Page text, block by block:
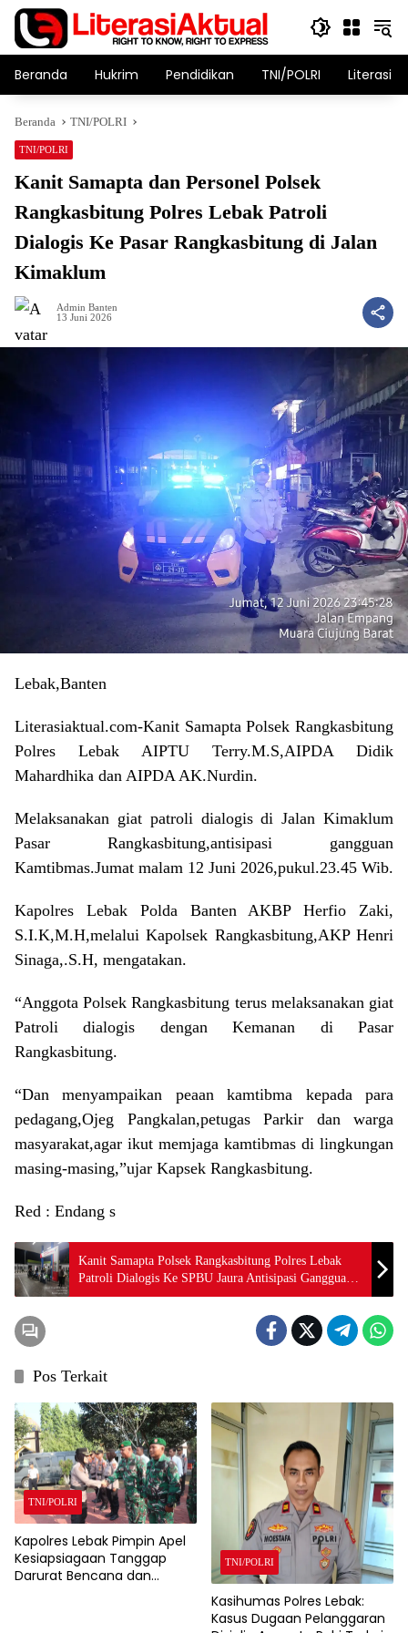
Langsung
konten
Beranda Hukrim Pendidikan TNI/POLRI Literasi
Beranda TNI/POLRI
TNI/POLRI
Kanit Samapta dan Personel Polsek
Rangkasbitung Polres Lebak Patroli
Dialogis Ke Pasar Rangkasbitung di Jalan
Kimaklum
Admin Banten
13 Juni 2026
Lebak,Banten
Literasiaktual.com-Kanit Samapta Polsek Rangkasbitung
Polres Lebak AIPTU Terry.M.S,AIPDA Didik
Mahardhika dan AIPDA AK.Nurdin.
Melaksanakan giat patroli dialogis di Jalan Kimaklum
Pasar Rangkasbitung,antisipasi gangguan
Kamtibmas.Jumat malam 12 Juni 2026,pukul.23.45 Wib.
Kapolres Lebak Polda Banten AKBP Herfio Zaki,
S.I.K,M.H,melalui Kapolsek Rangkasbitung,AKP Henri
Sinaga,.S.H, mengatakan.
“Anggota Polsek Rangkasbitung terus melaksanakan giat
Patroli dialogis dengan Kemanan di Pasar
Rangkasbitung.
“Dan menyampaikan peaan kamtibma kepada para
pedagang,Ojeg Pangkalan,petugas Parkir dan warga
masyarakat,agar ikut memjaga kamtibmas di lingkungan
masing-masing,”ujar Kapsek Rangkasbitung.
Red : Endang s
Kanit Samapta Polsek Rangkasbitung Polres Lebak
Patroli Dialogis Ke SPBU Jaura Antisipasi Gangguan
Kamtibmas
Pos Terkait
TNI/POLRI
Kapolres Lebak Pimpin Apel
Kesiapsiagaan Tanggap
Darurat Bencana dan
TNI/POLRI
Kasihumas Polres Lebak:
Kasus Dugaan Pelanggaran